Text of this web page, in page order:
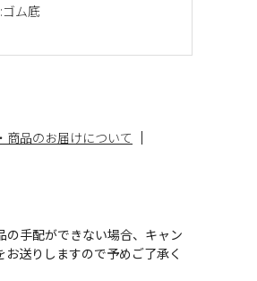
ム底
商品のお届けについて
手配ができない場合、キャン
送りしますので予めご了承く